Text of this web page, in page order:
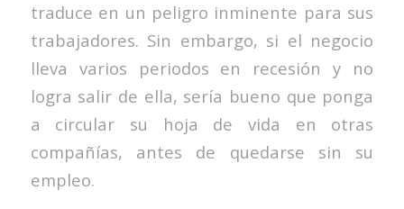
traduce en un peligro inminente para sus
trabajadores. Sin embargo, si el negocio
lleva varios periodos en recesión y no
logra salir de ella, sería bueno que ponga
a circular su hoja de vida en otras
compañías, antes de quedarse sin su
empleo.